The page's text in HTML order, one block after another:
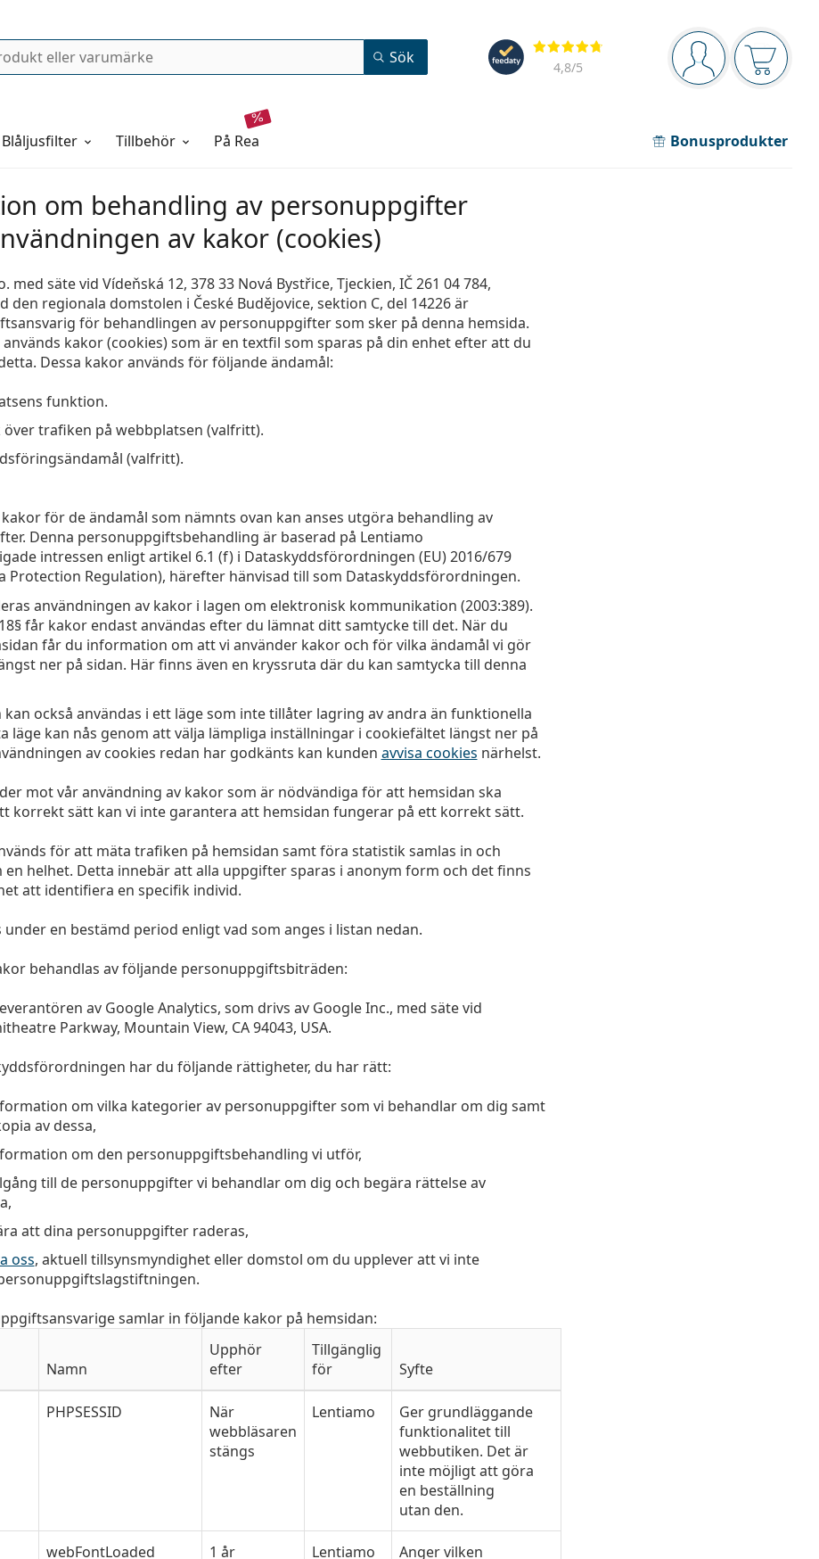
Navigeringsmeny
Du är inloggad
Recensioner
4,8/5
Sök
Blåljusfilter Tillbehör på rea Bonusprodukter
om behandling av personuppgifter
av kakor (cookies)
med säte vid Vídeňská 12, 378 33 Nová Bystřice, Tjeckien, IČ 261 04 784,
den regionala domstolen i České Budějovice, sektion C, del 14226 är
för behandlingen av personuppgifter som sker på denna hemsida.
används kakor (cookies) som är en textfil som sparas på din enhet efter att du
Dessa kakor används för följande ändamål:
funktion.
över trafiken på webbplatsen (valfritt).
(valfritt).
för de ändamål som nämnts ovan kan anses utgöra behandling av
Denna personuppgiftsbehandling är baserad på Lentiamo
intressen enligt artikel 6.1 (f) i Dataskyddsförordningen (EU) 2016/679
Protection Regulation), härefter hänvisad till som Dataskyddsförordningen.
användningen av kakor i lagen om elektronisk kommunikation (2003:389).
får kakor endast användas efter du lämnat ditt samtycke till det. När du
får du information om att vi använder kakor och för vilka ändamål vi gör
ner på sidan. Här finns även en kryssruta där du kan samtycka till denna
kan också användas i ett läge som inte tillåter lagring av andra än funktionella
läge kan nås genom att välja lämpliga inställningar i cookiefältet längst ner på
av cookies redan har godkänts kan kunden avvisa cookies närhelst.
mot vår användning av kakor som är nödvändiga för att hemsidan ska
korrekt sätt kan vi inte garantera att hemsidan fungerar på ett korrekt sätt.
för att mäta trafiken på hemsidan samt föra statistik samlas in och
en helhet. Detta innebär att alla uppgifter sparas i anonym form och det finns
att identifiera en specifik individ.
under en bestämd period enligt vad som anges i listan nedan.
behandlas av följande personuppgiftsbiträden:
av Google Analytics, som drivs av Google Inc., med säte vid
Parkway, Mountain View, CA 94043, USA.
har du följande rättigheter, du har rätt:
om vilka kategorier av personuppgifter som vi behandlar om dig samt
av dessa,
om den personuppgiftsbehandling vi utför,
till de personuppgifter vi behandlar om dig och begära rättelse av
att dina personuppgifter raderas,
oss, aktuell tillsynsmyndighet eller domstol om du upplever att vi inte
samlar in följande kakor på hemsidan:
Namn
Upphör
efter
Tillgänglig
för
Syfte
PHPSESSID
När
webbläsaren
stängs
Lentiamo
Ger grundläggande
funktionalitet till
webbutiken. Det är
inte möjligt att göra
en beställning
utan den.
webFontLoaded 1 år Lentiamo
Anger vilken